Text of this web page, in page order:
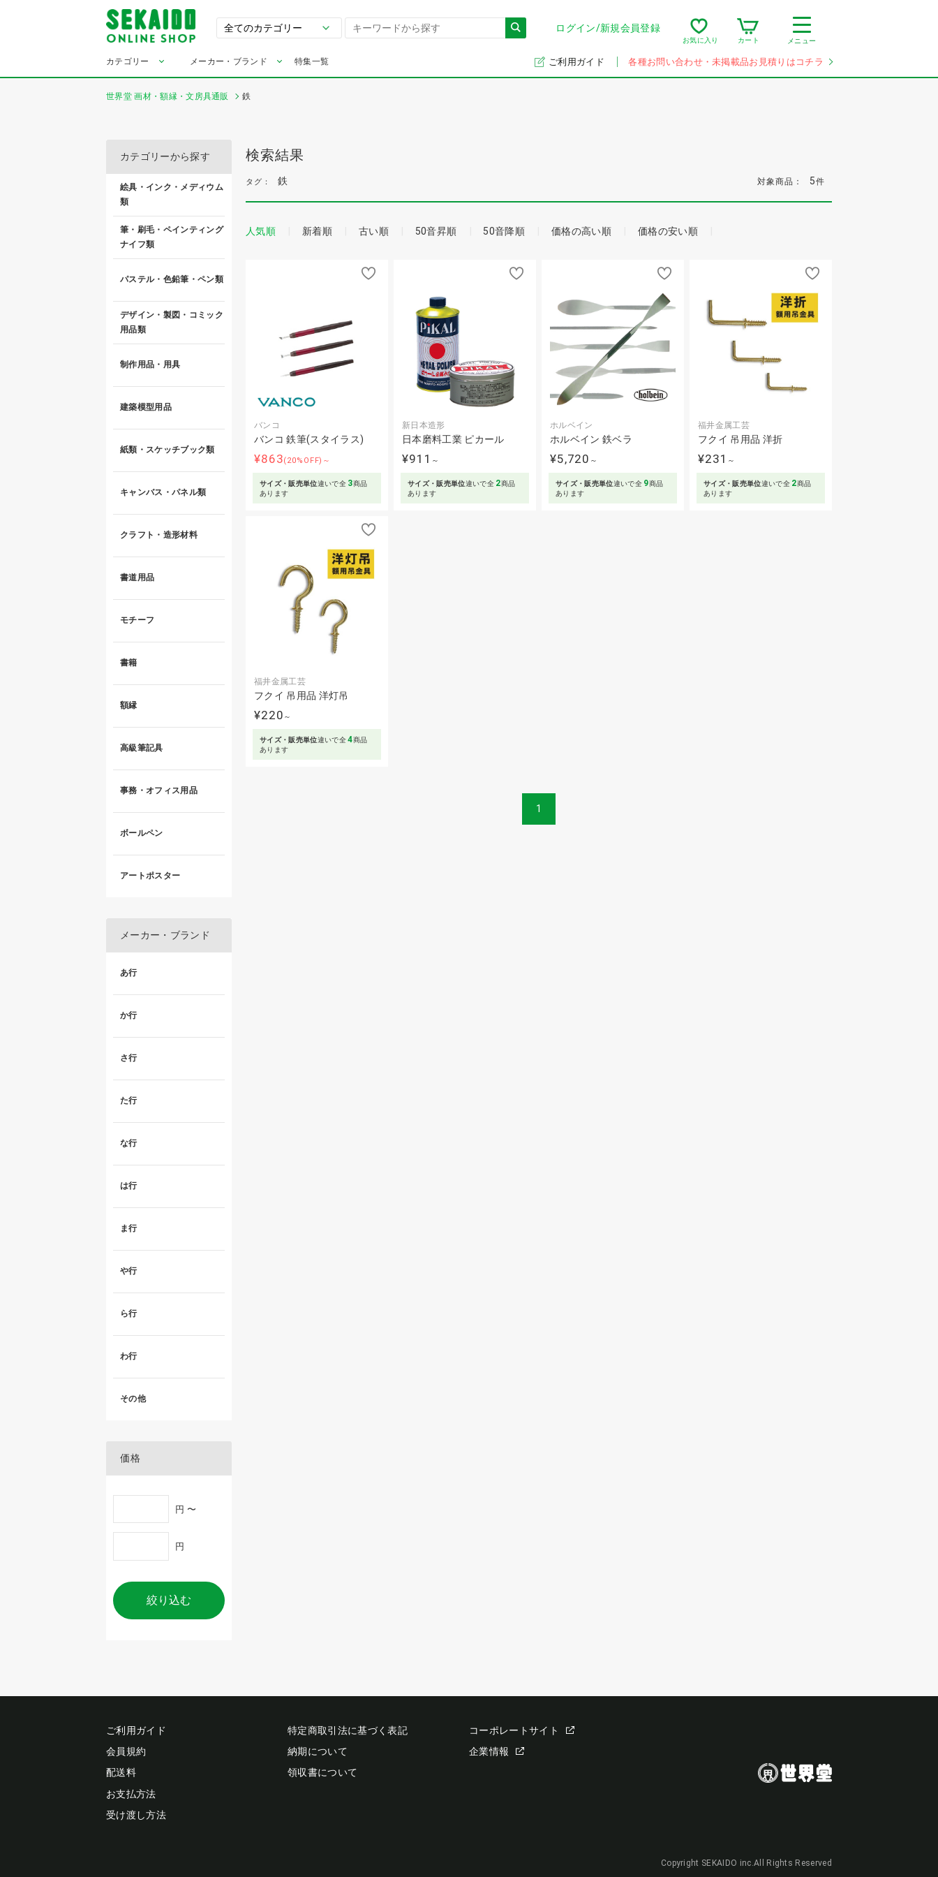
ログイン/新規会員登録
お気に入り カート メニュー
カテゴリー メーカー・ブランド 特集一覧 ご利用ガイド 各種お問い合わせ・未掲載品お見積りはコチラ
世界堂 画材・額縁・文房具通販 鉄
検索結果
タグ： 鉄 対象商品： 5件
人気順 新着順 古い順 50音昇順 50音降順 価格の高い順 価格の安い順
バンコ
バンコ 鉄筆(スタイラス)
¥863(20%OFF)～
サイズ・販売単位違いで全 3商品
あります
新日本造形
日本磨料工業 ピカール
¥911 ～
サイズ・販売単位違いで全 2商品
あります
ホルベイン
ホルベイン 鉄ベラ
¥5,720 ～
サイズ・販売単位違いで全 9商品
あります
福井金属工芸
フクイ 吊用品 洋折
¥231 ～
サイズ・販売単位違いで全 2商品
あります
福井金属工芸
フクイ 吊用品 洋灯吊
¥220 ～
サイズ・販売単位違いで全4商品
あります
1
カテゴリーから探す
絵具・インク・メディウム
類
筆・刷毛・ペインティング
ナイフ類
パステル・色鉛筆・ペン類
デザイン・製図・コミック
用品類
制作用品・用具
建築模型用品
紙類・スケッチブック類
キャンバス・パネル類
クラフト・造形材料
書道用品
モチーフ
書籍
額縁
高級筆記具
事務・オフィス用品
ボールペン
アートポスター
メーカー・ブランド
あ行
か行
さ行
た行
な行
は行
ま行
や行
ら行
わ行
その他
価格
円 〜
円
絞り込む
ご利用ガイド
会員規約
配送料
お支払方法
受け渡し方法
特定商取引法に基づく表記
納期について
領収書について
コーポレートサイト
企業情報
Copyright SEKAIDO inc.All Rights Reserved